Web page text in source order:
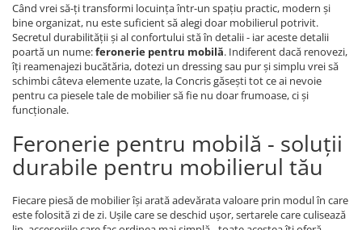
Când vrei să-ți transformi locuința într-un spațiu practic, modern și
bine organizat, nu este suficient să alegi doar mobilierul potrivit.
Secretul durabilității și al confortului stă în detalii - iar aceste detalii
poartă un nume:feronerie pentru mobilă. Indiferent dacă renovezi,
îți reamenajezi bucătăria, dotezi un dressing sau pur și simplu vrei să
schimbi câteva elemente uzate, la Concris găsești tot ce ai nevoie
pentru ca piesele tale de mobilier să fie nu doar frumoase, ci și
funcționale.
Feronerie pentru mobilă - soluții
durabile pentru mobilierul tău
Fiecare piesă de mobilier își arată adevărata valoare prin modul în care
este folosită zi de zi. Ușile care se deschid ușor, sertarele care culisează